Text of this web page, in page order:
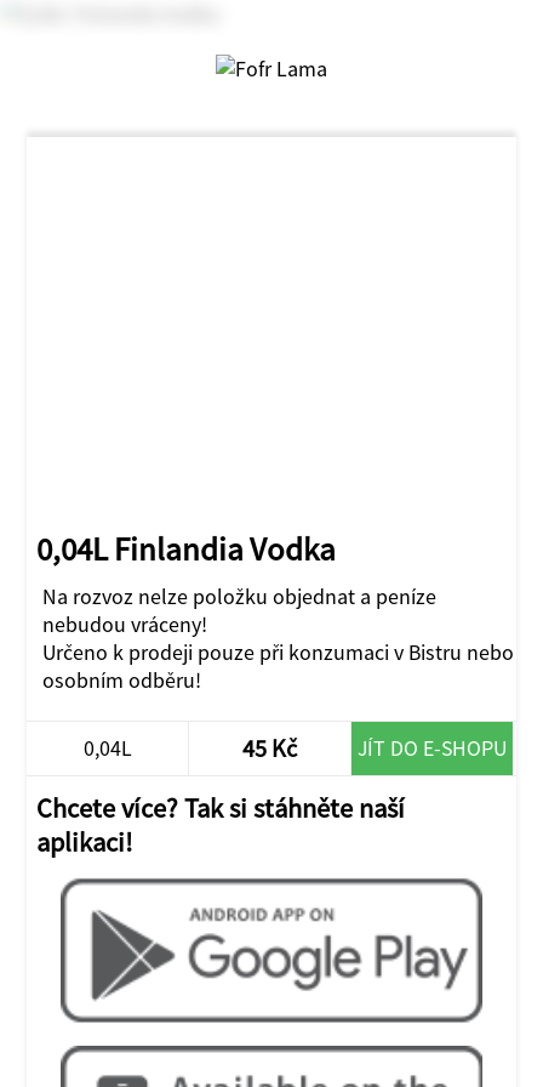
0,04L Finlandia Vodka
Na rozvoz nelze položku objednat a peníze
nebudou vráceny!
Určeno k prodeji pouze při konzumaci v Bistru nebo
osobním odběru!
0,04L 45 Kč JÍT DO E-SHOPU
Chcete více? Tak si stáhněte naší
aplikaci!